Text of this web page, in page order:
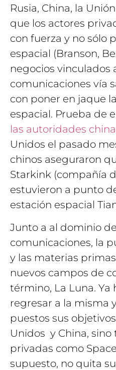
Rusia, China, la
que los actores
con fuerza y no sólo
espacial (Branson,
negocios vinculados
comunicaciones vía
con poner en jaque
espacial. Prueba de
las autoridades
Unidos el pasado
chinos aseguraron
Starkink (compañía
estuvieron a punto
estación espacial
Junto a al dominio
comunicaciones, la
y las materias
nuevos campos de
término, La Luna. Ya
regresar a la misma
puestos sus
Unidos y China,
privadas como
supuesto, no quita